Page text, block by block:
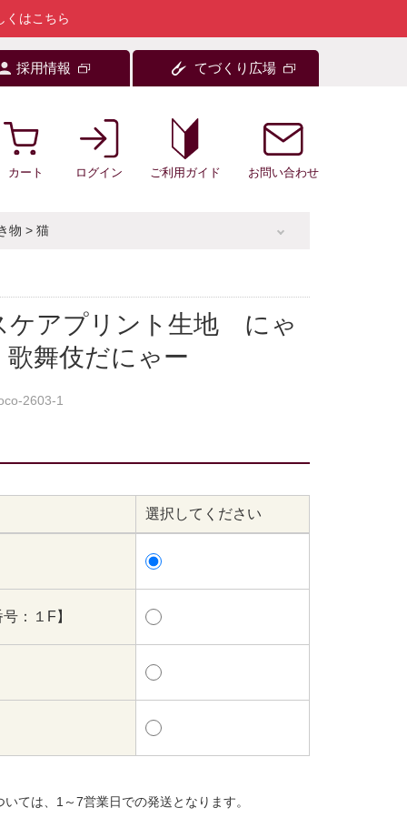
くはこちら
採用情報 てづくり広場
カート ログイン ご利用ガイド お問い合わせ
物 > 猫
ケアプリント生地 にゃ
舞伎だにゃー
2603-1
選択してください
：１F】
ては、1～7営業日での発送となります。